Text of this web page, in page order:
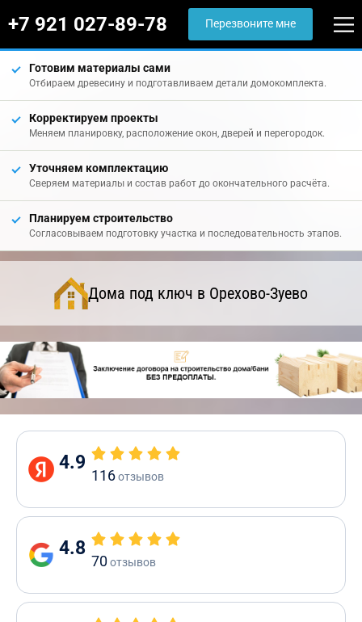
+7 921 027-89-78 Перезвоните мне
Готовим материалы сами
Отбираем древесину и подготавливаем детали домокомплекта.
Корректируем проекты
Меняем планировку, расположение окон, дверей и перегородок.
Уточняем комплектацию
Сверяем материалы и состав работ до окончательного расчёта.
Планируем строительство
Согласовываем подготовку участка и последовательность этапов.
Дома под ключ в Орехово-Зуево
4.9
116отзывов
4.8
70отзывов